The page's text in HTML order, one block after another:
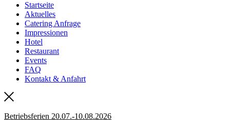
Startseite
Aktuelles
Catering Anfrage
Impressionen
Hotel
Restaurant
Events
FAQ
Kontakt & Anfahrt
Betriebsferien 20.07.-10.08.2026